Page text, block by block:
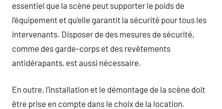
essentiel que la scène peut supporter le poids de
l’équipement et qu’elle garantit la sécurité pour tous les
intervenants. Disposer de des mesures de sécurité,
comme des garde-corps et des revêtements
antidérapants, est aussi nécessaire.
En outre, l’installation et le démontage de la scène doit
être prise en compte dans le choix de la location.